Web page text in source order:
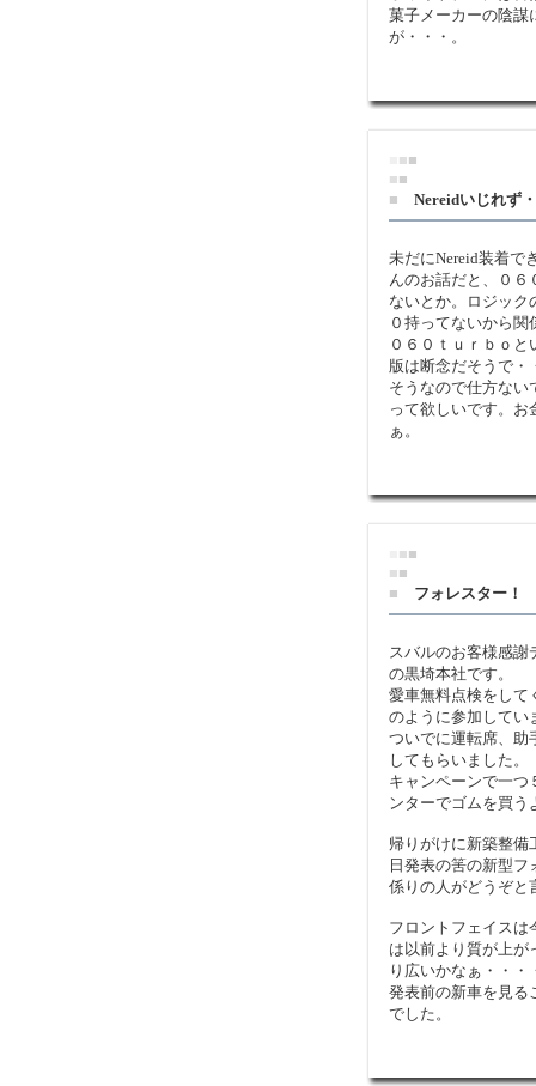
菓子メーカーの陰謀
が・・・。
■■
■■
■
Nereidいじれず
未だにNereid装着で
んのお話だと、０６
ないとか。ロジック
０持ってないから
０６０ｔｕｒｂｏ
版は断念だそうで
そうなので仕方ない
って欲しいです。
ぁ。
■■
■■
■
フォレスター！
スバルのお客様感謝
の黒埼本社です。
愛車無料点検をして
のように参加してい
ついでに運転席、助
してもらいました。
キャンペーンで一つ
ンターでゴムを買う
帰りがけに新築整備
日発表の筈の新型
係りの人がどうぞと
フロントフェイスは
は以前より質が上が
り広いかなぁ・・・
発表前の新車を見る
でした。